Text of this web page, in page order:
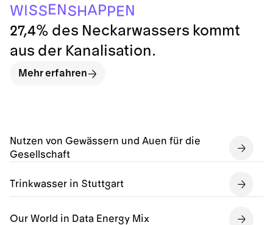
Nutzen von Gewässern und Auen für die
Gesellschaft
Trinkwasser in Stuttgart
Our World in Data Energy Mix
WISSENSHAPPEN
27,4% des Neckarwassers kommt
aus der Kanalisation.
Mehr erfahren